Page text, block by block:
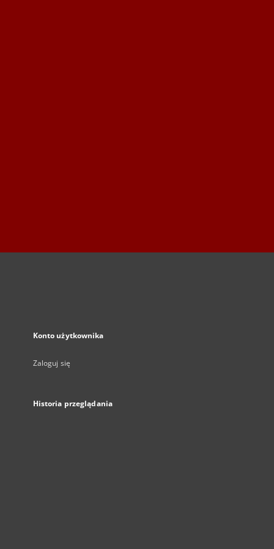
Konto użytkownika
Zaloguj się
Historia przeglądania